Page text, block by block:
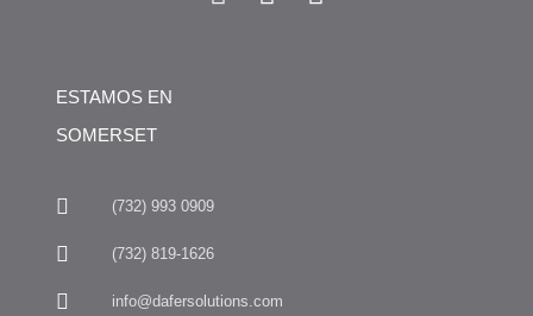
ESTAMOS EN
SOMERSET
(732) 993 0909
(732) 819-1626
info@dafersolutions.com